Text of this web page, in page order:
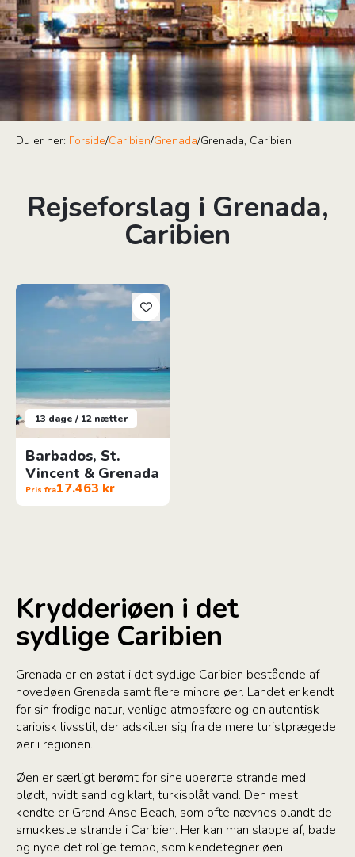
Du er her: Forside/Caribien/Grenada/Grenada, Caribien
Rejseforslag i Grenada,
Caribien
13 dage / 12 nætter
Barbados, St.
Vincent & Grenada
Pris fra17.463 kr
Barbados, St. Vincent & Grenada
Krydderiøen i det
sydlige Caribien
Grenada er en østat i det sydlige Caribien bestående af
hovedøen Grenada samt flere mindre øer. Landet er kendt
for sin frodige natur, venlige atmosfære og en autentisk
caribisk livsstil, der adskiller sig fra de mere turistprægede
øer i regionen.
Øen er særligt berømt for sine uberørte strande med
blødt, hvidt sand og klart, turkisblåt vand. Den mest
kendte er Grand Anse Beach, som ofte nævnes blandt de
smukkeste strande i Caribien. Her kan man slappe af, bade
og nyde det rolige tempo, som kendetegner øen.